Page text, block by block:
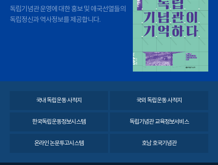
독립기념관 운영에 대한 홍보 및 애국선열들의
독립정신과 역사정보를 제공합니다.
국내 독립운동 사적지 국외 독립운동 사적지
한국독립운동정보시스템 독립기념관 교육정보서비스
온라인 논문투고시스템 호남 호국기념관